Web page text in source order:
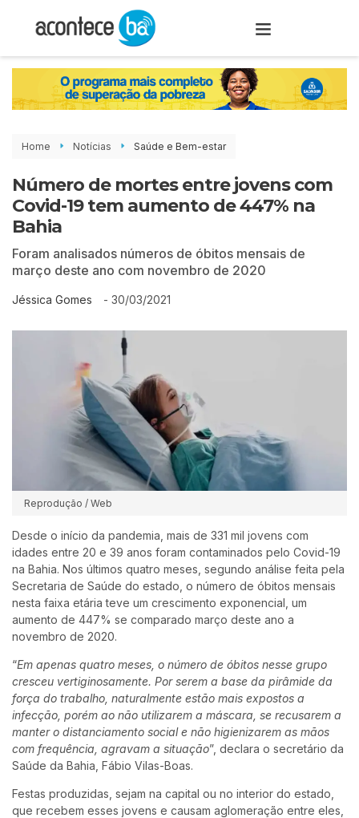
Home Notícias Saúde e Bem-estar
Número de mortes entre jovens com
Covid-19 tem aumento de 447% na
Bahia
Foram analisados números de óbitos mensais de
março deste ano com novembro de 2020
Jéssica Gomes - 30/03/2021
Reprodução / Web
Desde o início da pandemia, mais de 331 mil jovens com
idades entre 20 e 39 anos foram contaminados pelo Covid-19
na Bahia. Nos últimos quatro meses, segundo análise feita pela
Secretaria de Saúde do estado, o número de óbitos mensais
nesta faixa etária teve um crescimento exponencial, um
aumento de 447% se comparado março deste ano a
novembro de 2020.
“Em apenas quatro meses, o número de óbitos nesse grupo
cresceu vertiginosamente. Por serem a base da pirâmide da
força do trabalho, naturalmente estão mais expostos a
infecção, porém ao não utilizarem a máscara, se recusarem a
manter o distanciamento social e não higienizarem as mãos
com frequência, agravam a situação”, declara o secretário da
Saúde da Bahia, Fábio Vilas-Boas.
Festas produzidas, sejam na capital ou no interior do estado,
que recebem esses jovens e causam aglomeração entre eles,